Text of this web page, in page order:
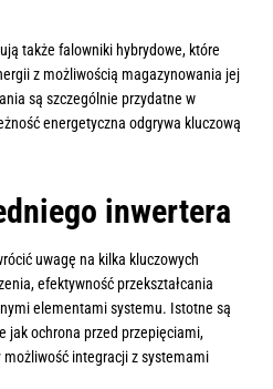
także falowniki hybrydowe, które
z możliwością magazynowania jej
są szczególnie przydatne w
energetyczna odgrywa kluczową
inwertera
uwagę na kilka kluczowych
efektywność przekształcania
elementami systemu. Istotne są
jak ochrona przed przepięciami,
integracji z systemami